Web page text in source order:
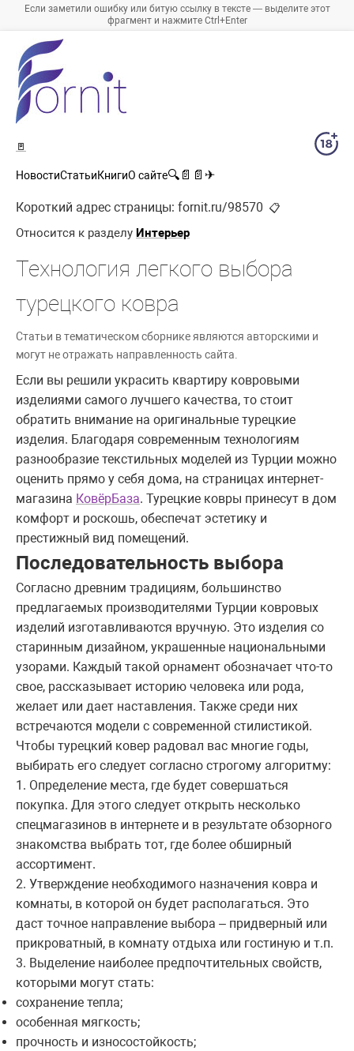
Если заметили ошибку или битую ссылку в тексте — выделите этот
фрагмент и нажмите Ctrl+Enter
🚪
НовостиСтатьиКнигиО сайте🔍 📄 📄 ✈
Короткий адрес страницы: fornit.ru/98570 📋
Относится к разделу Интерьер
Технология легкого выбора
турецкого ковра
Статьи в тематическом сборнике являются авторскими и
могут не отражать направленность сайта.
Если вы решили украсить квартиру ковровыми
изделиями самого лучшего качества, то стоит
обратить внимание на оригинальные турецкие
изделия. Благодаря современным технологиям
разнообразие текстильных моделей из Турции можно
оценить прямо у себя дома, на страницах интернет-
магазина КовёрБаза. Турецкие ковры принесут в дом
комфорт и роскошь, обеспечат эстетику и
престижный вид помещений.
Последовательность выбора
Согласно древним традициям, большинство
предлагаемых производителями Турции ковровых
изделий изготавливаются вручную. Это изделия со
старинным дизайном, украшенные национальными
узорами. Каждый такой орнамент обозначает что-то
свое, рассказывает историю человека или рода,
желает или дает наставления. Также среди них
встречаются модели с современной стилистикой.
Чтобы турецкий ковер радовал вас многие годы,
выбирать его следует согласно строгому алгоритму:
1. Определение места, где будет совершаться
покупка. Для этого следует открыть несколько
спецмагазинов в интернете и в результате обзорного
знакомства выбрать тот, где более обширный
ассортимент.
2. Утверждение необходимого назначения ковра и
комнаты, в которой он будет располагаться. Это
даст точное направление выбора – придверный или
прикроватный, в комнату отдыха или гостиную и т.п.
3. Выделение наиболее предпочтительных свойств,
которыми могут стать:
сохранение тепла;
особенная мягкость;
прочность и износостойкость;